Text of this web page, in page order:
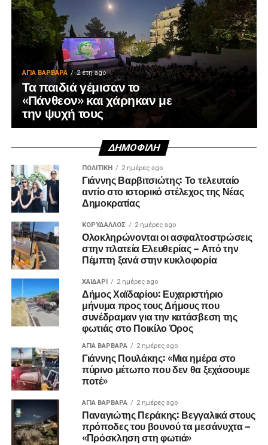
ΑΓΙΑ ΒΑΡΒΑΡΑ 2 έτη ago
Τα παιδιά γέμισαν το
«Πάνθεον» και χάρηκαν με
την ψυχή τους
ΔΗΜΟΦΙΛΉ
ΠΟΛΙΤΙΚΉ 2 ημέρες ago
Γιάννης Βαρβιτσιώτης: Το τελευταίο
αντίο στο ιστορικό στέλεχος της Νέας
Δημοκρατίας
ΚΟΡΥΔΑΛΛΟΣ 2 ημέρες ago
Ολοκληρώνονται οι ασφαλτοστρώσεις
στην πλατεία Ελευθερίας – Από την
Πέμπτη ξανά στην κυκλοφορία
ΧΑΪΔΑΡΙ 2 ημέρες ago
Δήμος Χαϊδαρίου: Ευχαριστήριο
μήνυμα προς τους Δήμους που
συνέδραμαν για την κατάσβεση της
φωτιάς στο Ποικίλο Όρος
ΑΓΙΑ ΒΑΡΒΑΡΑ 2 ημέρες ago
Γιάννης Πουλάκης: «Μια ημέρα στο
πύρινο μέτωπο που δεν θα ξεχάσουμε
ποτέ»
ΑΓΙΑ ΒΑΡΒΑΡΑ 2 ημέρες ago
Παναγιώτης Περάκης: Βεγγαλικά στους
πρόποδες του βουνού τα μεσάνυχτα –
«Πρόσκληση στη φωτιά»